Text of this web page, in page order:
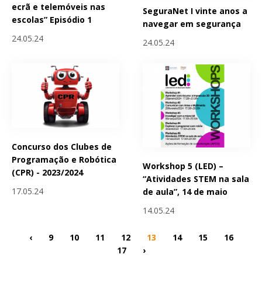
ecrã e telemóveis nas
escolas” Episódio 1
24.05.24
SeguraNet I vinte anos a
navegar em segurança
24.05.24
Concurso dos Clubes de
Programação e Robótica
(CPR) - 2023/2024
17.05.24
Workshop 5 (LED) –
“Atividades STEM na sala
de aula”, 14 de maio
14.05.24
‹ 9 10 11 12 13 14 15
16
17
›